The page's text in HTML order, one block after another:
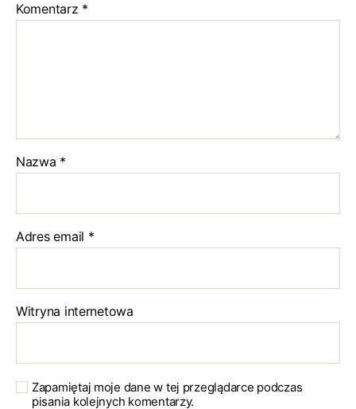
Komentarz *
Nazwa *
Adres email *
Witryna internetowa
Zapamiętaj moje dane w tej przeglądarce podczas
pisania kolejnych komentarzy.